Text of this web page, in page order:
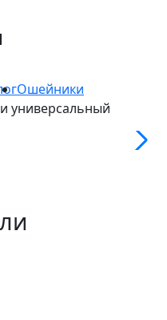
Ошейники
универсальный